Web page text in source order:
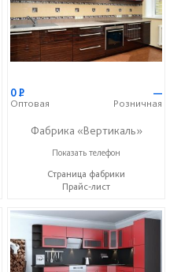
0Р
Оптовая
—
Розничная
Фабрика «Вертикаль»
+7 (927) 38-059-88
Показать телефон
Страница фабрики
Прайс-лист